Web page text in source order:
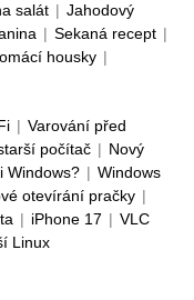
salát | Jahodový
| Sekaná recept |
housky |
| Varování před
počítač | Nový
Windows? | Windows
otevírání pračky |
| iPhone 17 | VLC
Linux